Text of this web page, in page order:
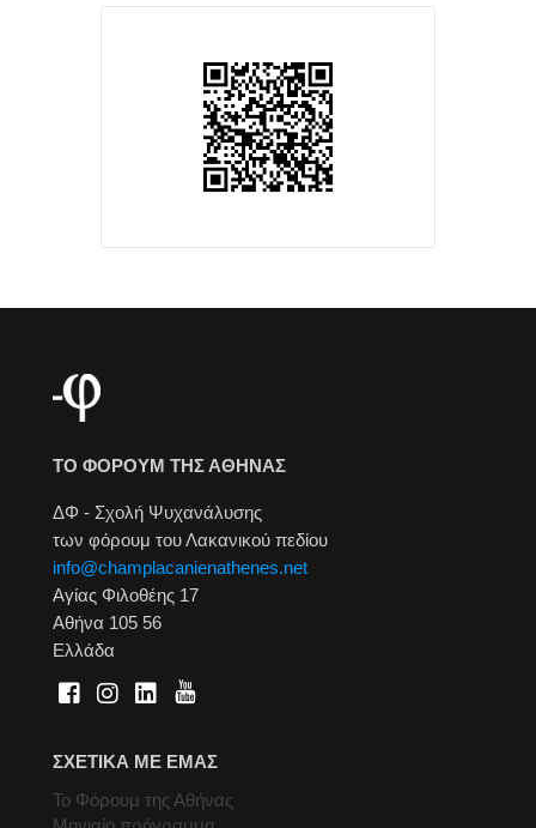
ΤΟ ΦΟΡΟΥΜ ΤΗΣ ΑΘΗΝΑΣ
ΔΦ - Σχολή Ψυχανάλυσης
των φόρουμ του Λακανικού πεδίου
info@champlacanienathenes.net
Αγίας Φιλοθέης 17
Αθήνα 105 56
Ελλάδα
ΣΧΕΤΙΚΑ ΜΕ ΕΜΑΣ
Το Φόρουμ της Αθήνας